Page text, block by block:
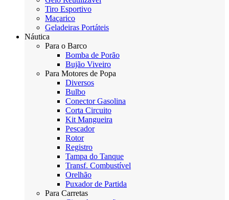
Tiro Esportivo
Maçarico
Geladeiras Portáteis
Náutica
Para o Barco
Bomba de Porão
Bujão Viveiro
Para Motores de Popa
Diversos
Bulbo
Conector Gasolina
Corta Circuito
Kit Mangueira
Pescador
Rotor
Registro
Tampa do Tanque
Transf. Combustível
Orelhão
Puxador de Partida
Para Carretas